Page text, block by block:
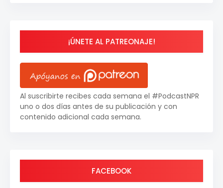
¡ÚNETE AL PATREONAJE!
Al suscribirte recibes cada semana el #PodcastNPR
uno o dos días antes de su publicación y con
contenido adicional cada semana.
FACEBOOK